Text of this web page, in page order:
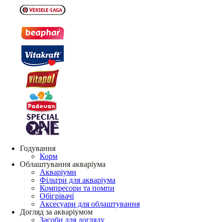
Годування
Корм
Облаштування акваріума
Акваріуми
Фільтри для акваріума
Компресори та помпи
Обігрівачі
Аксесуари для облаштування
Догляд за акваріумом
Засоби для догляду